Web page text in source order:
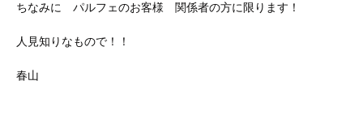
ちなみに パルフェのお客様 関係者の方に限ります！
人見知りなもので！！
春山